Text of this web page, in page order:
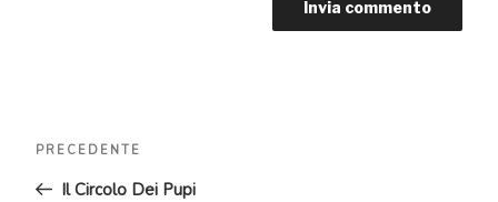
articoli
Articolo
precedente:
PRECEDENTE
Il Circolo Dei Pupi